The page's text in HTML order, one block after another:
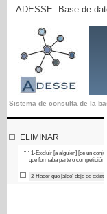
ADESSE: Base de
Sistema de consulta de la
ELIMINAR
1-Excluir [a alguien] [de un
que formaba parte o competición]
2-Hacer que [algo] deje de existir